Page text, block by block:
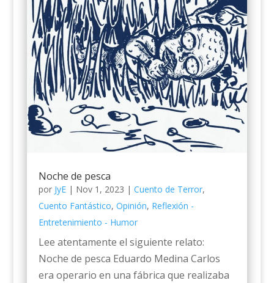
Noche de pesca
por JyE| Nov 1, 2023 | Cuento de Terror,
Cuento Fantástico, Opinión, Reflexión -
Entretenimiento - Humor
Lee atentamente el siguiente relato:
Noche de pesca Eduardo Medina Carlos
era operario en una fábrica que realizaba